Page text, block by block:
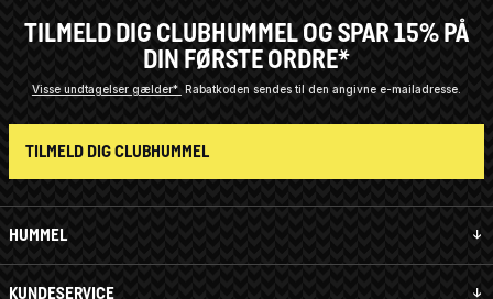
HUMMEL
KUNDESERVICE
TILMELD DIG CLUBHUMMEL OG SPAR 15% PÅ
DIN FØRSTE ORDRE*
Visse undtagelser gælder* Rabatkoden sendes til den angivne e-mailadresse.
TILMELD DIG CLUBHUMMEL